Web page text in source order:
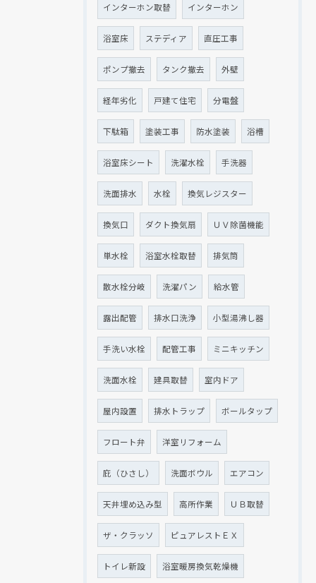
インターホン取替 インターホン
浴室床 ステディア 直圧工事
ポンプ撤去 タンク撤去 外壁
経年劣化 戸建て住宅 分電盤
下駄箱 塗装工事 防水塗装 浴槽
浴室床シート 洗濯水栓 手洗器
洗面排水 水栓 換気レジスター
換気口 ダクト換気扇 ＵＶ除菌機能
単水栓 浴室水栓取替 排気筒
散水栓分岐 洗濯パン 給水管
露出配管 排水口洗浄 小型湯沸し器
手洗い水栓 配管工事 ミニキッチン
洗面水栓 建具取替 室内ドア
屋内設置 排水トラップ ボールタップ
フロート弁 洋室リフォーム
庇（ひさし） 洗面ボウル エアコン
天井埋め込み型 高所作業 ＵＢ取替
ザ・クラッソ ピュアレストＥＸ
トイレ新設 浴室暖房換気乾燥機